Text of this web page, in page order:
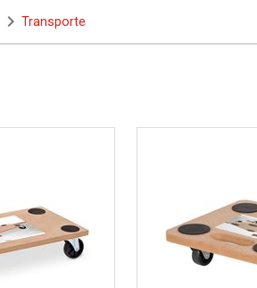
Transporte